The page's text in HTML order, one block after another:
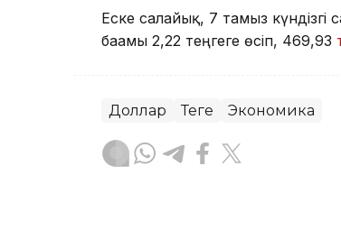
Еске салайық, 7 тамыз
бағамы 2,22 теңгеге өсіп, 469,93
Доллар Теңге Экономика